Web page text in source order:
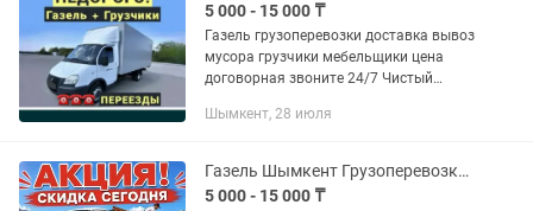
5 000 - 15 000 ₸
Газель грузоперевозки доставка вывоз
мусора грузчики мебельщики цена
договорная звоните 24/7 Чистый
Шымкент, 28 июля
Газель Шымкент Грузоперевозки Переезд Вывоз мусораа Дёшево 24/7 вынос мусор
5 000 - 15 000 ₸